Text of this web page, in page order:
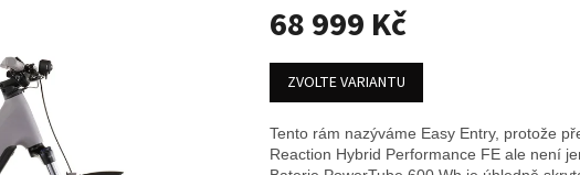
68 999 Kč
Měrná
cena:
ZVOLTE VARIANTU
Tento rám nazýváme Easy Entry, protože
Reaction Hybrid Performance FE ale není